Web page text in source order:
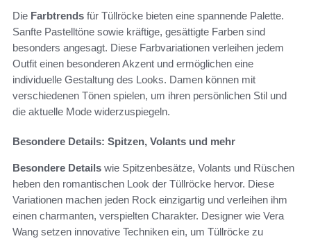
Die Farbtrends für Tüllröcke bieten eine spannende Palette.
Sanfte Pastelltöne sowie kräftige, gesättigte Farben sind
besonders angesagt. Diese Farbvariationen verleihen jedem
Outfit einen besonderen Akzent und ermöglichen eine
individuelle Gestaltung des Looks. Damen können mit
verschiedenen Tönen spielen, um ihren persönlichen Stil und
die aktuelle Mode widerzuspiegeln.
Besondere Details: Spitzen, Volants und mehr
Besondere Details wie Spitzenbesätze, Volants und Rüschen
heben den romantischen Look der Tüllröcke hervor. Diese
Variationen machen jeden Rock einzigartig und verleihen ihm
einen charmanten, verspielten Charakter. Designer wie Vera
Wang setzen innovative Techniken ein, um Tüllröcke zu